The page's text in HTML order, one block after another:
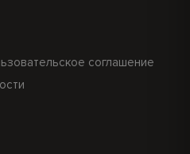
соглашение